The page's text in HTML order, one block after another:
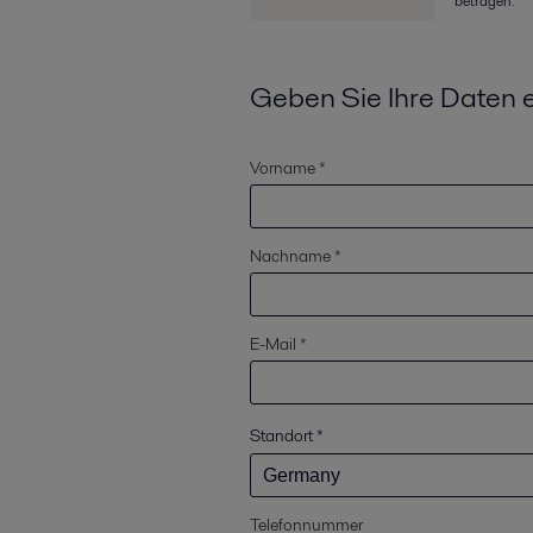
Geben Sie Ihre Daten
Vorname *
Nachname *
E-Mail *
Standort*
Telefonnummer